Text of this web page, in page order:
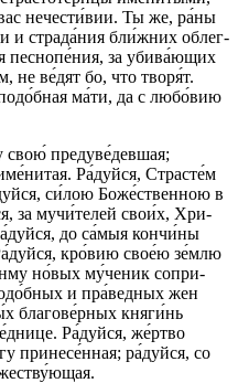
нече­сти́вии. Ты же, ра́ны
и стра­да́ния бли́жних об­лег­
пес­но­пе́ния, за убива́ющих
не ве́дят бо, что творя́т.
ма́ти, да с любо́вию
свою́ преду­ве́дев­шая;
Ра́дуйся, Стра­сте́м
си́лою Боже́ствен­ною в
за мучи́телей свои́х, Хри­
до са́мыя кончи́ны
кро́вию свое́ю зе́млю
но́вых му́ченик со­при­
и пра́вед­ных жен
бла­го­ве́рных княги́нь
Ра́дуйся, же́ртво
при­не­се́нная; ра́дуйся, со